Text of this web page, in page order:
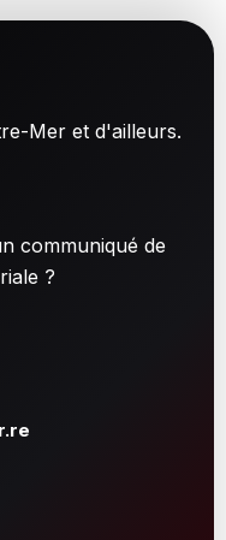
Mer et d'ailleurs.
communiqué de
?